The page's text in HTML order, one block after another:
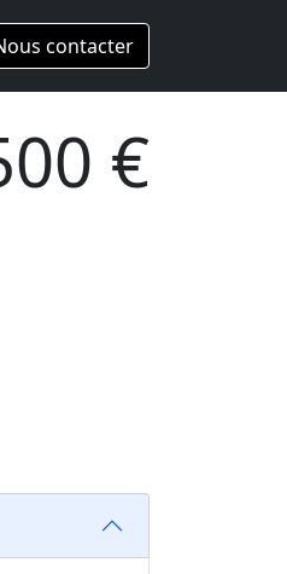
contacter
€